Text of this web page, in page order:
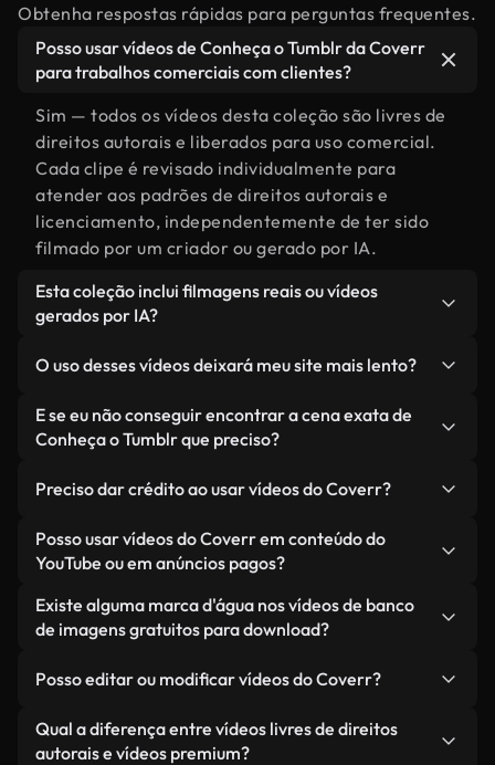
Obtenha respostas rápidas para perguntas frequentes.
Posso usar vídeos de Conheça o Tumblr da Coverr
para trabalhos comerciais com clientes?
Sim — todos os vídeos desta coleção são livres de
direitos autorais e liberados para uso comercial.
Cada clipe é revisado individualmente para
atender aos padrões de direitos autorais e
licenciamento, independentemente de ter sido
filmado por um criador ou gerado por IA.
Esta coleção inclui filmagens reais ou vídeos
gerados por IA?
por filmagens reais, feitas por humanos,
relacionadas a Conheça o Tumblr, juntamente com
vídeos gerados por IA. Cada vídeo é claramente
identificado para que você sempre saiba o que
está usando.
O uso desses vídeos deixará meu site mais lento?
Não, se você selecionar nossas versões
otimizadas. Oferecemos formatos leves e prontos
— mantendo a alta qualidade, minimizando os
como LCP.
E se eu não conseguir encontrar a cena exata de
Conheça o Tumblr que preciso?
Coverr AI Studio. Basta descrever a cena — como
"Conheça o Tumblr ao pôr do sol" — e o Studio
gerará um vídeo personalizado para você em
segundos, alinhado com nossos padrões de
licenciamento.
Preciso dar crédito ao usar vídeos do Coverr?
Não é necessário dar crédito. Todos os vídeos em
nossa biblioteca são livres de direitos autorais e
embora isso seja sempre bem-vindo.
Posso usar vídeos do Coverr em conteúdo do
YouTube ou em anúncios pagos?
Sim. Todas as imagens de arquivo da Coverr
podem ser usadas em vídeos monetizados do
de clientes — desde que você não esteja
como um produto independente.
Existe alguma marca d'água nos vídeos de banco
de imagens gratuitos para download?
reais ou gerados por IA — inclui marcas d'água.
Você recebe imagens limpas e prontas para usar.
Posso editar ou modificar vídeos do Coverr?
Sim. Você pode cortar, recortar ou remixar nossos
vídeos livremente. Apenas certifique-se de que o
Qual a diferença entre vídeos livres de direitos
autorais e vídeos premium?